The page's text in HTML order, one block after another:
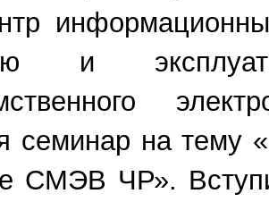
и
семинар на
СМЭВ ЧР».